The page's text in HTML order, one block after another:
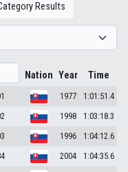
Results
Nation Year Time
1977
1:01:51.4
1998
1:03:18.3
1996
1:04:12.6
2004
1:04:35.6